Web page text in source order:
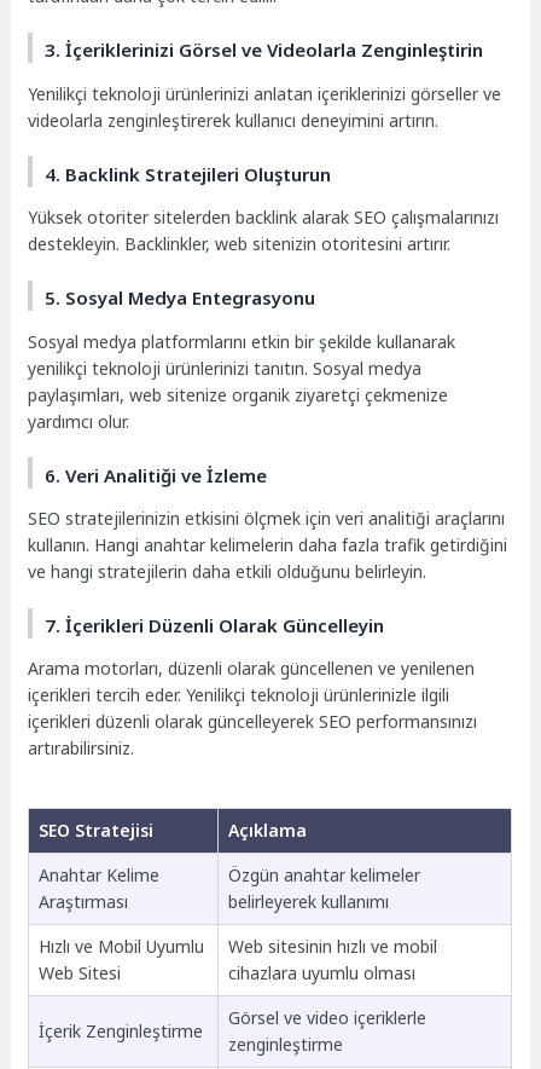
3. İçeriklerinizi Görsel ve Videolarla Zenginleştirin
Yenilikçi teknoloji ürünlerinizi anlatan içeriklerinizi görseller ve
videolarla zenginleştirerek kullanıcı deneyimini artırın.
4. Backlink Stratejileri Oluşturun
Yüksek otoriter sitelerden backlink alarak SEO çalışmalarınızı
destekleyin. Backlinkler, web sitenizin otoritesini artırır.
5. Sosyal Medya Entegrasyonu
Sosyal medya platformlarını etkin bir şekilde kullanarak
yenilikçi teknoloji ürünlerinizi tanıtın. Sosyal medya
paylaşımları, web sitenize organik ziyaretçi çekmenize
yardımcı olur.
6. Veri Analitiği ve İzleme
SEO stratejilerinizin etkisini ölçmek için veri analitiği araçlarını
kullanın. Hangi anahtar kelimelerin daha fazla trafik getirdiğini
ve hangi stratejilerin daha etkili olduğunu belirleyin.
7. İçerikleri Düzenli Olarak Güncelleyin
Arama motorları, düzenli olarak güncellenen ve yenilenen
içerikleri tercih eder. Yenilikçi teknoloji ürünlerinizle ilgili
içerikleri düzenli olarak güncelleyerek SEO performansınızı
artırabilirsiniz.
SEO Stratejisi
Açıklama
Anahtar Kelime
Araştırması
Özgün anahtar kelimeler
belirleyerek kullanımı
Hızlı ve Mobil Uyumlu
Web Sitesi
Web sitesinin hızlı ve mobil
cihazlara uyumlu olması
İçerik Zenginleştirme
Görsel ve video içeriklerle
zenginleştirme